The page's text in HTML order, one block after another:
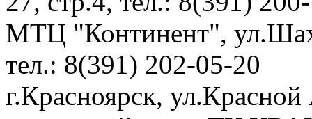
МТЦ "Континент",
тел.: 8(391) 202-05-20
г.Красноярск,